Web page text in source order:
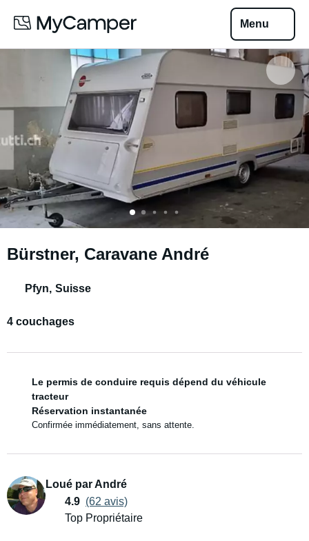
Menu
Bürstner, Caravane André
Pfyn, Suisse
4 couchages
Le permis de conduire requis dépend du véhicule
tracteur
Réservation instantanée
Confirmée immédiatement, sans attente.
Loué par André
4.9 (62 avis)
Top Propriétaire